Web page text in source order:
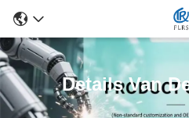
Details Van